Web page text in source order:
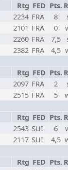
Rtg FED Pts.
2234 FRA 8
2101 FRA 0
2260 FRA 7,5
2382 FRA 4,5
Rtg FED Pts.
2097 FRA 2
2515 FRA 5
Rtg FED Pts.
2543 SUI 6
2117 SUI 4,5
Rtg FED Pts.